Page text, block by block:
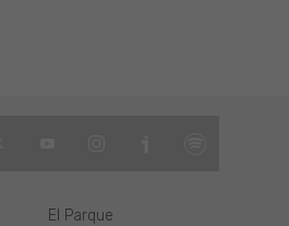
El Parque